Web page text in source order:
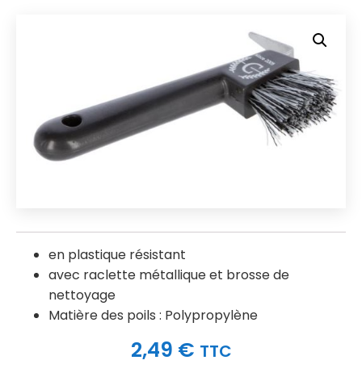
en plastique résistant
avec raclette métallique et brosse de
nettoyage
Matière des poils : Polypropylène
2,49 € TTC